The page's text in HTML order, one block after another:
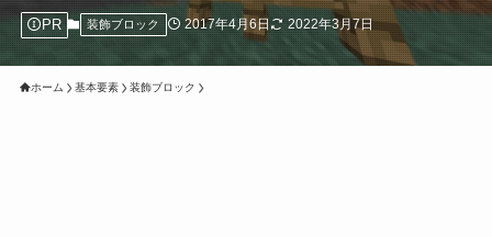
PR 装飾ブロック 2017年4月6日 2022年3月7日
ホーム 基本要素 装飾ブロック